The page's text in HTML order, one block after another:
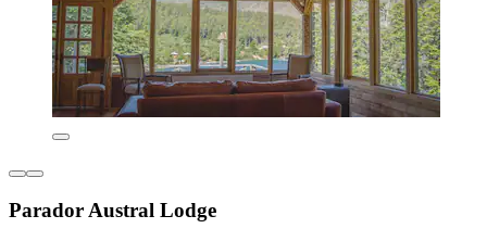
Parador Austral Lodge